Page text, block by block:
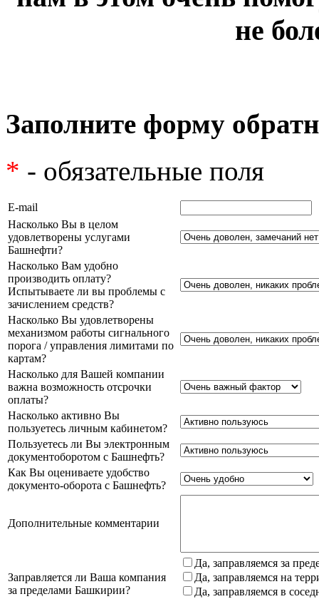
не
Заполните форму
* - обязательные поля
E-mail
Насколько Вы в целом
удовлетворены услугами
Башнефти?
Насколько Вам удобно
производить оплату?
Испытываете ли вы проблемы с
зачислением средств?
Насколько Вы удовлетворены
механизмом работы сигнального
порога / управления лимитами по
картам?
Насколько для Вашей компании
важна возможность отсрочки
оплаты?
Насколько активно Вы
пользуетесь личным кабинетом?
Пользуетесь ли Вы электронным
документоборотом с Башнефть?
Как Вы оцениваете удобство
документо-оборота с Башнефть?
Дополнительные комментарии
Заправляется ли Ваша компания
за пределами Башкирии?
Да, заправляемся за
Да, заправляемся на
Да, заправляемся в